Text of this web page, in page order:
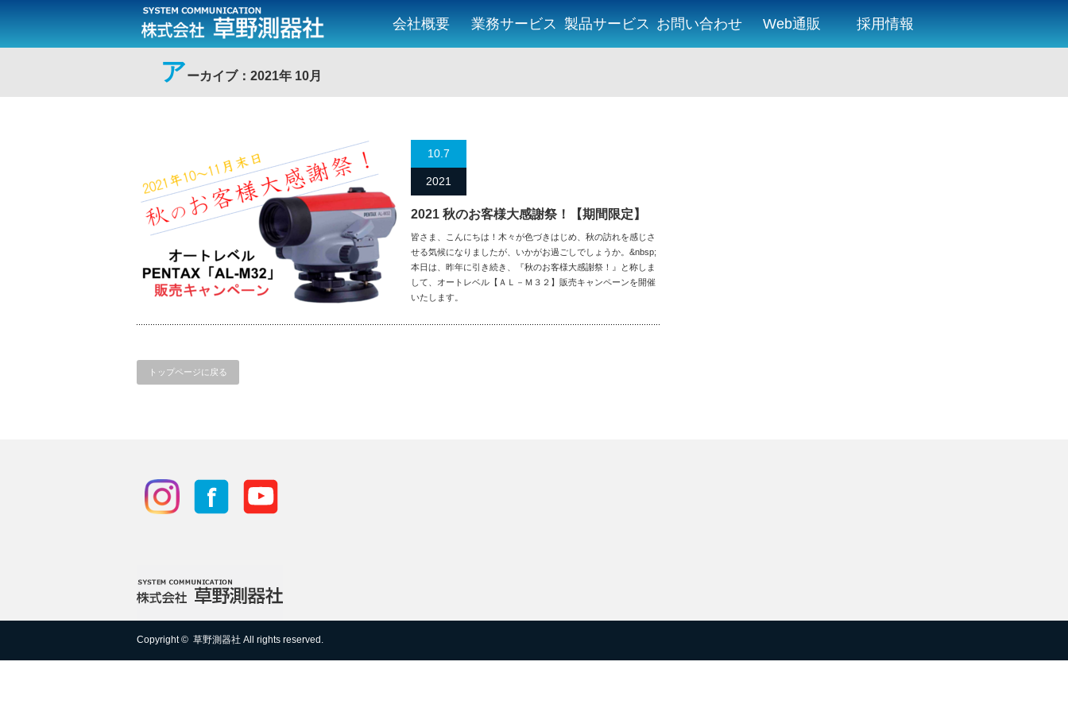
会社概要 業務サービス 製品サービス お問い合わせ Web通販 採用情報
アーカイブ：2021年 10月
10.7
2021
2021 秋のお客様大感謝祭！【期間限定】
皆さま、こんにちは！木々が色づきはじめ、秋の訪れを感じさ
せる気候になりましたが、いかがお過ごしでしょうか。&nbsp;
本日は、昨年に引き続き、『秋のお客様大感謝祭！』と称しま
して、オートレベル【ＡＬ－Ｍ３２】販売キャンペーンを開催
いたします。
トップページに戻る
Copyright © 草野測器社 All rights reserved.